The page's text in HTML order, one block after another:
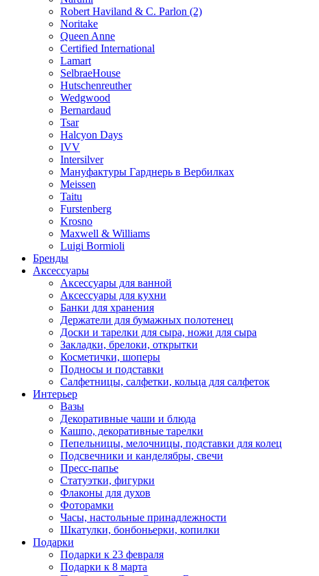
Robert Haviland & C. Parlon (2)
Noritakе
Queen Anne
Certified International
Lamart
SelbraeHouse
Hutschenreuther
Wedgwood
Bernardaud
Tsar
Halcyon Days
IVV
Intersilver
Мануфактуры Гарднерь в Вербилках
Meissen
Taitu
Furstenberg
Krosno
Maxwell & Williams
Luigi Bormioli
Бренды
Аксессуары
Аксессуары для ванной
Аксессуары для кухни
Банки для хранения
Держатели для бумажных полотенец
Доски и тарелки для сыра, ножи для сыра
Закладки, брелоки, открытки
Косметички, шоперы
Подносы и подставки
Салфетницы, салфетки, кольца для салфеток
Интерьер
Вазы
Декоративные чаши и блюда
Кашпо, декоративные тарелки
Пепельницы, мелочницы, подставки для колец
Подсвечники и канделябры, свечи
Пресс-папье
Статуэтки, фигурки
Флаконы для духов
Фоторамки
Часы, настольные принадлежности
Шкатулки, бонбоньерки, копилки
Подарки
Подарки к 23 февраля
Подарки к 8 марта